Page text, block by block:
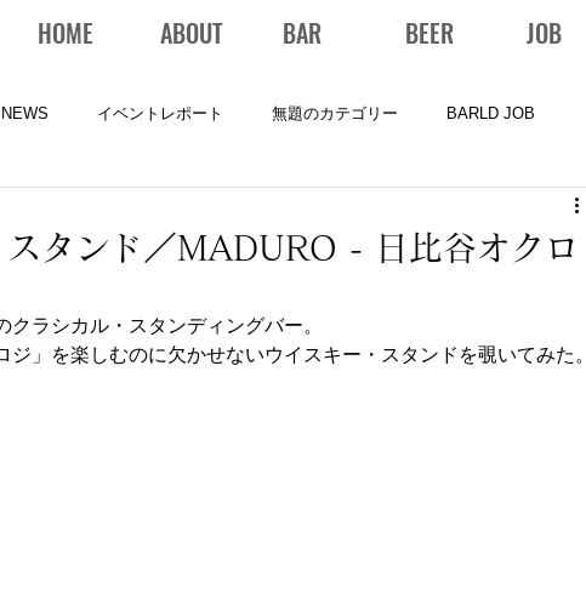
HOME ABOUT BAR BEER JOB
NEWS イベントレポート 無題のカテゴリー BARLD JOB
タンド／MADURO - 日比谷オクロ
ラシカル・スタンディングバー。
」を楽しむのに欠かせないウイスキー・スタンドを覗いてみた。